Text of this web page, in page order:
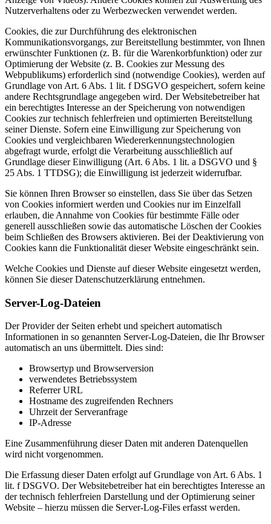
Nutzerverhaltens oder zu Werbezwecken verwendet werden.
Cookies, die zur Durchführung des elektronischen
Kommunikationsvorgangs, zur Bereitstellung bestimmter, von Ihnen
erwünschter Funktionen (z. B. für die Warenkorbfunktion) oder zur
Optimierung der Website (z. B. Cookies zur Messung des
Webpublikums) erforderlich sind (notwendige Cookies), werden auf
Grundlage von Art. 6 Abs. 1 lit. f DSGVO gespeichert, sofern keine
andere Rechtsgrundlage angegeben wird. Der Websitebetreiber hat
ein berechtigtes Interesse an der Speicherung von notwendigen
Cookies zur technisch fehlerfreien und optimierten Bereitstellung
seiner Dienste. Sofern eine Einwilligung zur Speicherung von
Cookies und vergleichbaren Wiedererkennungstechnologien
abgefragt wurde, erfolgt die Verarbeitung ausschließlich auf
Grundlage dieser Einwilligung (Art. 6 Abs. 1 lit. a DSGVO und §
25 Abs. 1 TTDSG); die Einwilligung ist jederzeit widerrufbar.
Sie können Ihren Browser so einstellen, dass Sie über das Setzen
von Cookies informiert werden und Cookies nur im Einzelfall
erlauben, die Annahme von Cookies für bestimmte Fälle oder
generell ausschließen sowie das automatische Löschen der Cookies
beim Schließen des Browsers aktivieren. Bei der Deaktivierung von
Cookies kann die Funktionalität dieser Website eingeschränkt sein.
Welche Cookies und Dienste auf dieser Website eingesetzt werden,
können Sie dieser Datenschutzerklärung entnehmen.
Server-Log-Dateien
Der Provider der Seiten erhebt und speichert automatisch
Informationen in so genannten Server-Log-Dateien, die Ihr Browser
automatisch an uns übermittelt. Dies sind:
Browsertyp und Browserversion
verwendetes Betriebssystem
Referrer URL
Hostname des zugreifenden Rechners
Uhrzeit der Serveranfrage
IP-Adresse
Eine Zusammenführung dieser Daten mit anderen Datenquellen
wird nicht vorgenommen.
Die Erfassung dieser Daten erfolgt auf Grundlage von Art. 6 Abs. 1
lit. f DSGVO. Der Websitebetreiber hat ein berechtigtes Interesse an
der technisch fehlerfreien Darstellung und der Optimierung seiner
Website – hierzu müssen die Server-Log-Files erfasst werden.